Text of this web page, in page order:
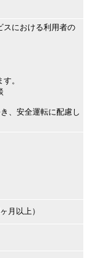
スにおける利用者の
。
、安全運転に配慮し
月以上）